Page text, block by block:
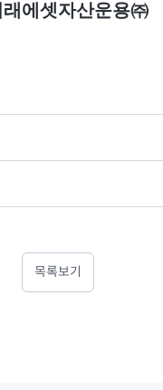
래에셋자산운용㈜
목록보기